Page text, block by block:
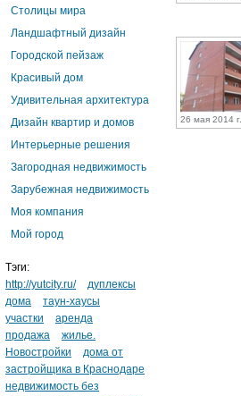
Столицы мира
Ландшафтный дизайн
Городской пейзаж
Красивый дом
Удивительная архитектура
Дизайн квартир и домов
Интерьерные решения
Загородная недвижимость
Зарубежная недвижимость
Моя компания
Мой город
Тэги:
http://yutcity.ru/
дуплексы
дома
таун-хаусы
участки
аренда
продажа
жилье.
Новостройки
дома от
застройщика в Краснодаре
недвижимость без
26 мая 2014 г.